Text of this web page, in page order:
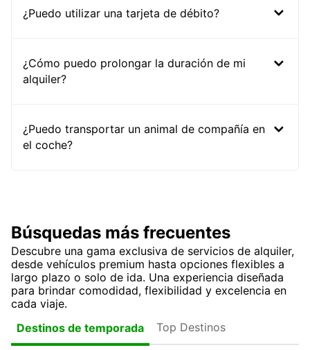
¿Puedo utilizar una tarjeta de débito?
¿Cómo puedo prolongar la duración de mi
alquiler?
¿Puedo transportar un animal de compañía en
el coche?
Búsquedas más frecuentes
Descubre una gama exclusiva de servicios de alquiler,
desde vehículos premium hasta opciones flexibles a
largo plazo o solo de ida. Una experiencia diseñada
para brindar comodidad, flexibilidad y excelencia en
cada viaje.
Destinos de temporada
Top Destinos